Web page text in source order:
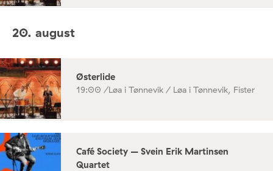
20. august
Østerlide
19:00 /Løa i Tønnevik / Løa i Tønnevik, Fister
Café Society – Svein Erik Martinsen
Quartet